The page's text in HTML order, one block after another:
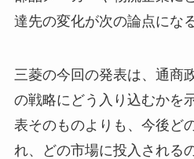
達先の変化が次の論点になる
三菱の今回の発表は、通商
の戦略にどう入り込むかを
表そのものよりも、今後ど
れ、どの市場に投入される